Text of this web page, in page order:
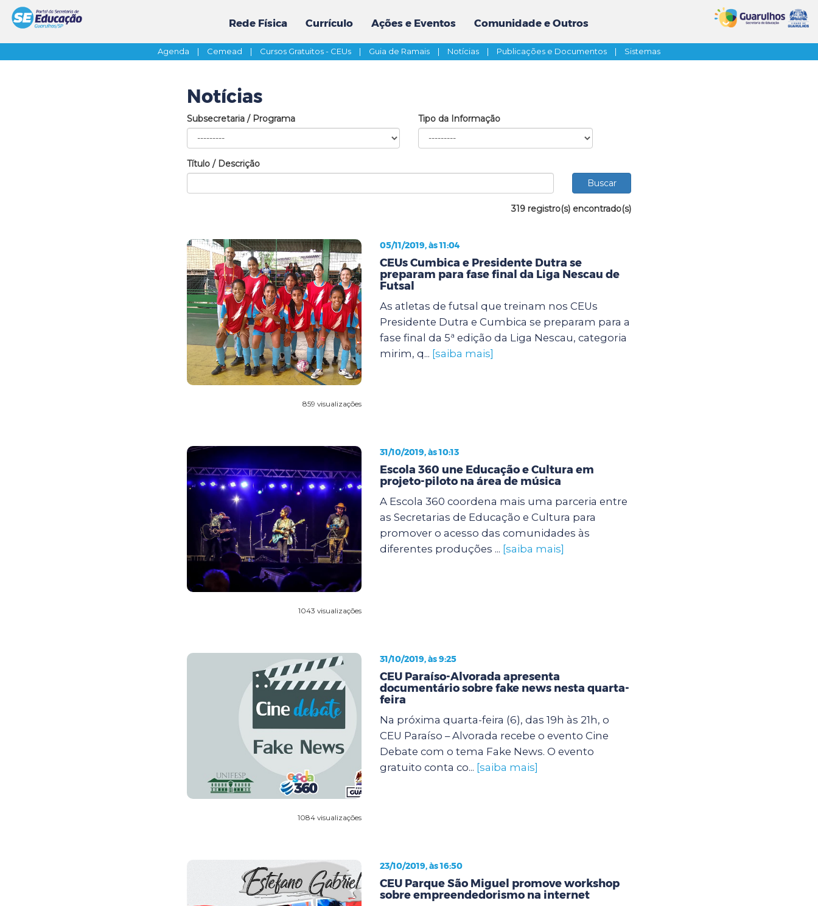
Rede Física Currículo Ações e Eventos Comunidade e Outros
Agenda | Cemead | Cursos Gratuitos - CEUs | Guia de Ramais | Notícias | Publicações e Documentos | Sistemas
Notícias
Subsecretaria / Programa Tipo da Informação
Título / Descrição
319 registro(s) encontrado(s)
859 visualizações
05/11/2019, às 11:04
CEUs Cumbica e Presidente Dutra se
preparam para fase final da Liga Nescau de
Futsal
As atletas de futsal que treinam nos CEUs
Presidente Dutra e Cumbica se preparam para a
fase final da 5ª edição da Liga Nescau, categoria
mirim, q... [saiba mais]
1043 visualizações
31/10/2019, às 10:13
Escola 360 une Educação e Cultura em
projeto-piloto na área de música
A Escola 360 coordena mais uma parceria entre
as Secretarias de Educação e Cultura para
promover o acesso das comunidades às
diferentes produções ... [saiba mais]
1084 visualizações
31/10/2019, às 9:25
CEU Paraíso-Alvorada apresenta
documentário sobre fake news nesta quarta-
feira
Na próxima quarta-feira (6), das 19h às 21h, o
CEU Paraíso – Alvorada recebe o evento Cine
Debate com o tema Fake News. O evento
gratuito conta co... [saiba mais]
23/10/2019, às 16:50
CEU Parque São Miguel promove workshop
sobre empreendedorismo na internet